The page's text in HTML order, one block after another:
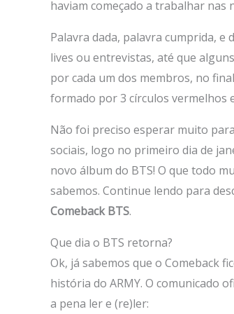
haviam começado a trabalhar nas
Palavra dada, palavra cumprida, e
lives ou entrevistas, até que
por cada um dos membros, no
formado por 3 círculos vermelhos
Não foi preciso esperar muito para
sociais, logo no primeiro dia de
novo álbum do BTS! O que todo
sabemos. Continue lendo para
Comeback BTS.
Que dia o BTS retorna?
Ok, já sabemos que o Comeback
história do ARMY. O comunicado
a pena ler e (re)ler: